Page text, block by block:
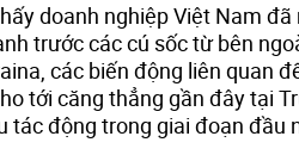
doanh nghiệp Việt Nam
trước các cú sốc từ bên
các biến động liên quan
tới căng thẳng gần đây tại
tác động trong giai đoạn đầu